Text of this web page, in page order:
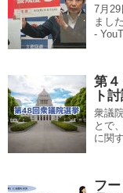
7月
まし
-
第
ト
衆議
とで
に関
フ